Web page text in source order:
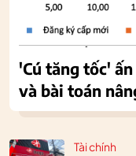
Tài chính
'Cú tăng tốc'
và bài toán